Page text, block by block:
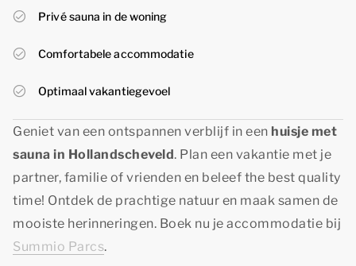
Privé sauna in de woning
Comfortabele accommodatie
Optimaal vakantiegevoel
Geniet van een ontspannen verblijf in een huisje met
sauna in Hollandscheveld. Plan een vakantie met je
partner, familie of vrienden en beleef the best quality
time! Ontdek de prachtige natuur en maak samen de
mooiste herinneringen. Boek nu je accommodatie bij
Summio Parcs.